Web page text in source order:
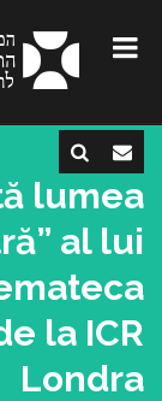
lumea
al lui
la ICR
Londra